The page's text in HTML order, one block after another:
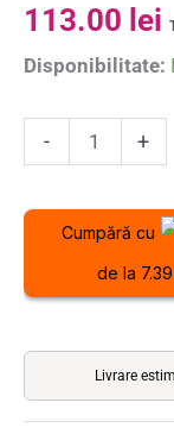
113.00 lei
Disponibilitate:
- +
Cumpără cu
de la
Livrare